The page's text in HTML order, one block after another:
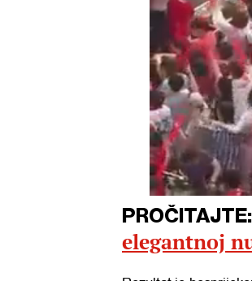
PROČITAJTE:
elegantnoj